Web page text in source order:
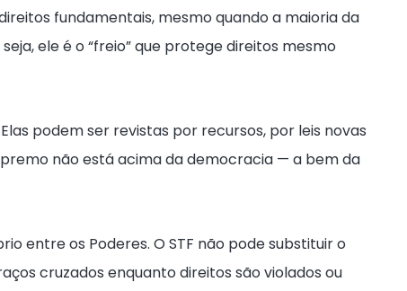
fundamentais, mesmo quando a maioria da
ele é o “freio” que protege direitos mesmo
podem ser revistas por recursos, por leis novas
não está acima da democracia — a bem da
entre os Poderes. O STF não pode substituir o
cruzados enquanto direitos são violados ou